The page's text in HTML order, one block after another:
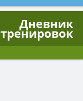
Дневник
тренировок